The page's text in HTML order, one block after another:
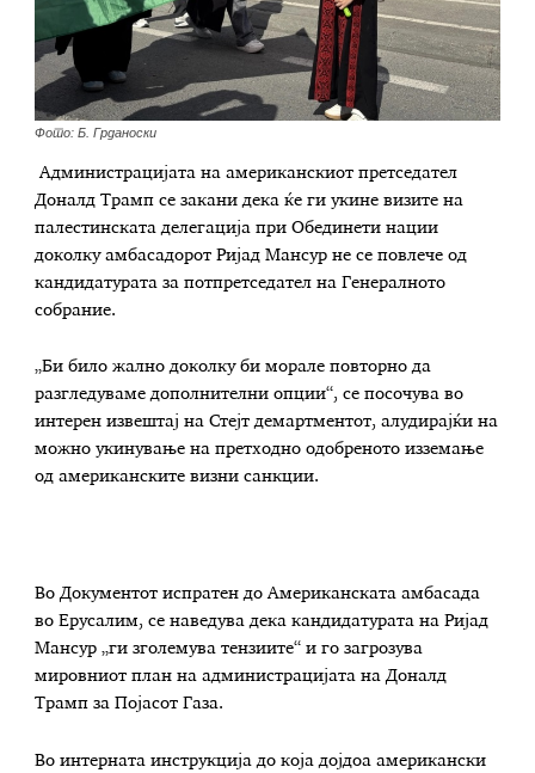
Фото: Б. Грданоски
Администрацијата на американскиот претседател
Доналд Трамп се закани дека ќе ги укине визите на
палестинската делегација при Обединети нации
доколку амбасадорот Ријад Мансур не се повлече од
кандидатурата за потпретседател на Генералното
собрание.
„Би било жално доколку би морале повторно да
разгледуваме дополнителни опции“, се посочува во
интерен извештај на Стејт демартментот, алудирајќи на
можно укинување на претходно одобреното изземање
од американските визни санкции.
Во Документот испратен до Американската амбасада
во Ерусалим, се наведува дека кандидатурата на Ријад
Мансур „ги зголемува тензиите“ и го загрозува
мировниот план на администрацијата на Доналд
Трамп за Појасот Газа.
Во интерната инструкција до која дојдоа американски